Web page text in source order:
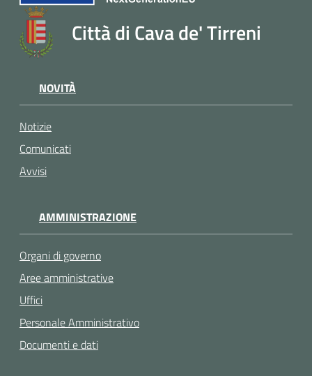
Città di Cava de' Tirreni
NOVITÀ
Notizie
Comunicati
Avvisi
AMMINISTRAZIONE
Organi di governo
Aree amministrative
Uffici
Personale Amministrativo
Documenti e dati